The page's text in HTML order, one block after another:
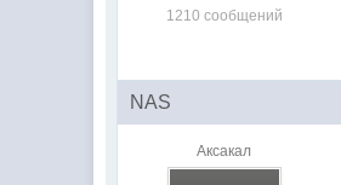
1210 сообщений
NAS
Аксакал